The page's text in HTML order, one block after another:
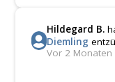
Hildegard B.
Diemling
Vor 2 Monaten